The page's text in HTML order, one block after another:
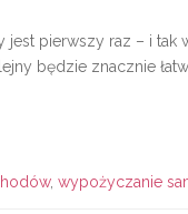
jest pierwszy raz – i
będzie znacznie
, wypożyczanie